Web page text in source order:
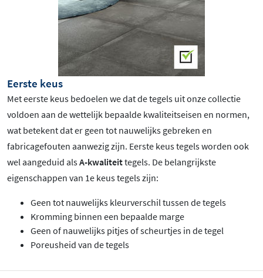
Eerste keus
Met eerste keus bedoelen we dat de tegels uit onze collectie
voldoen aan de wettelijk bepaalde kwaliteitseisen en normen,
wat betekent dat er geen tot nauwelijks gebreken en
fabricagefouten aanwezig zijn. Eerste keus tegels worden ook
wel aangeduid alsA-kwaliteittegels. De belangrijkste
eigenschappen van 1e keus tegels zijn:
Geen tot nauwelijks kleurverschil tussen de tegels
Kromming binnen een bepaalde marge
Geen of nauwelijks pitjes of scheurtjes in de tegel
Poreusheid van de tegels